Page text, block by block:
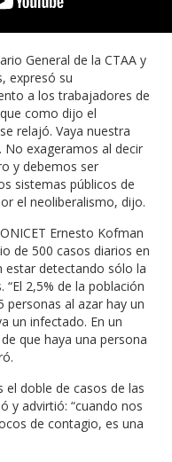
General de la CTAA y
expresó su
a los trabajadores de
como dijo el
relajó. Vaya nuestra
exageramos al decir
y debemos ser
sistemas públicos de
el neoliberalismo, dijo.
Ernesto Kofman
de 500 casos diarios en
estar detectando sólo la
2,5% de la población
personas al azar hay un
un infectado. En un
que haya una persona
doble de casos de las
y advirtió: “cuando nos
de contagio, es una